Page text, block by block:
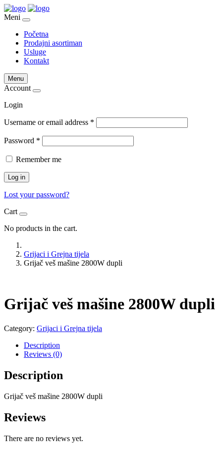
Meni
Početna
Prodajni asortiman
Usluge
Kontakt
Menu
Account
Login
Username or email address *
Password *
Remember me
Log in
Lost your password?
Cart
No products in the cart.
Grijaci i Grejna tijela
Grijač veš mašine 2800W dupli
Grijač veš mašine 2800W dupli
Category: Grijaci i Grejna tijela
Description
Reviews (0)
Description
Grijač veš mašine 2800W dupli
Reviews
There are no reviews yet.